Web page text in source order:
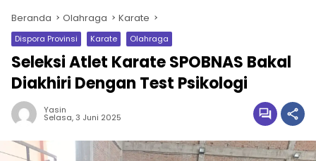
Beranda Olahraga Karate
Dispora Provinsi Karate Olahraga
Seleksi Atlet Karate SPOBNAS Bakal
Diakhiri Dengan Test Psikologi
Yasin
Selasa, 3 Juni 2025